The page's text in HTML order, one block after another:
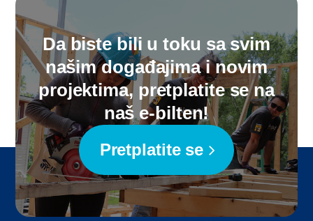
Da biste bili u toku sa svim
našim događajima i novim
projektima, pretplatite se na
naš e-bilten!
Pretplatite se